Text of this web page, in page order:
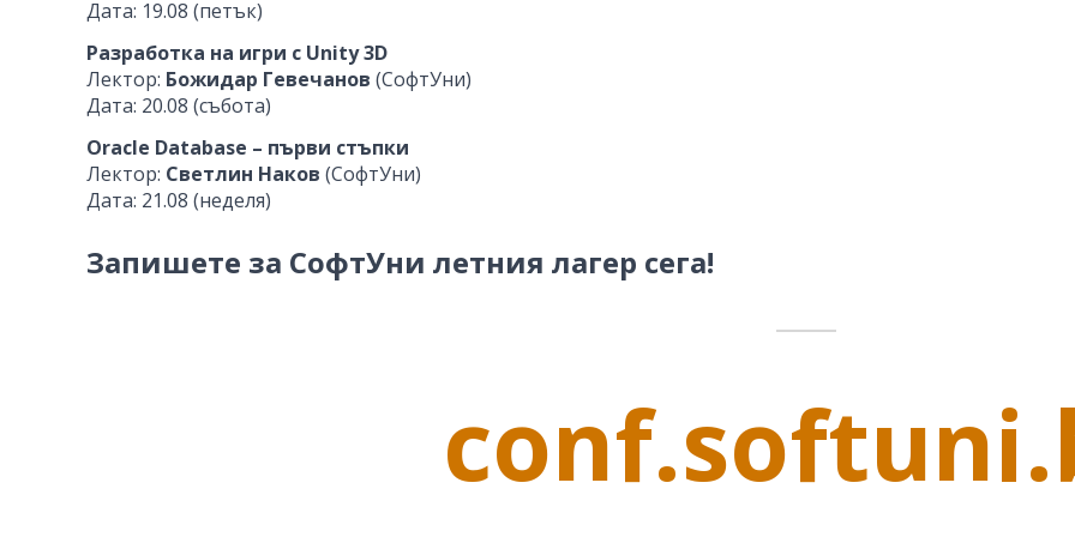
Дата: 19.08 (петък)
Разработка на игри с Unity 3D
Лектор: Божидар Гевечанов (СофтУни)
Дата: 20.08 (събота)
Oracle Database – първи стъпки
Лектор: Светлин Наков (СофтУни)
Дата: 21.08 (неделя)
Запишете за СофтУни летния лагер сега!